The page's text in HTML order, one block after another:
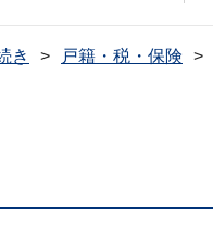
き 戸籍・税・保険